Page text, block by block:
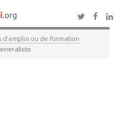
d'emploi ou de formation